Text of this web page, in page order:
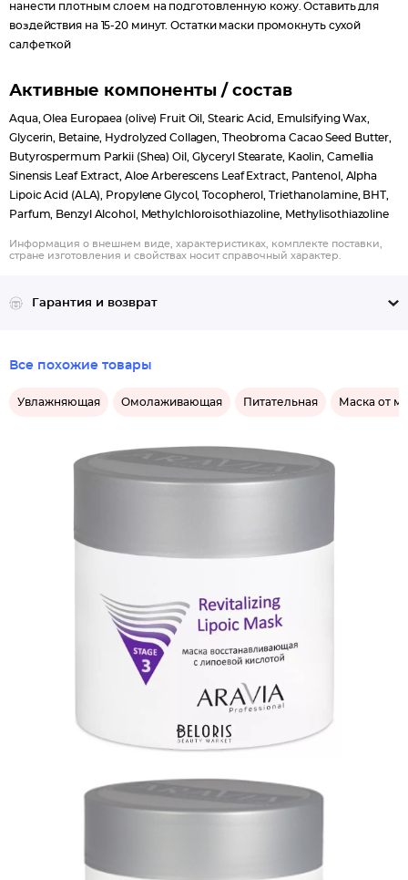
нанести плотным слоем на подготовленную кожу. Оставить для
воздействия на 15-20 минут. Остатки маски промокнуть сухой
салфеткой
Активные компоненты / состав
Aqua, Olea Europaea (olive) Fruit Oil, Stearic Acid, Emulsifying Wax,
Glycerin, Betaine, Hydrolyzed Collagen, Theobroma Cacao Seed Butter,
Butyrospermum Parkii (Shea) Oil, Glyceryl Stearate, Kaolin, Camellia
Sinensis Leaf Extract, Aloe Arberescens Leaf Extract, Pantenol, Alpha
Lipoic Acid (ALA), Propylene Glycol, Tocopherol, Triethanolamine, ВНТ,
Parfum, Benzyl Alcohol, Methylchloroisothiazoline, Methylisothiazoline
Информация о внешнем виде, характеристиках, комплекте поставки,
стране изготовления и свойствах носит справочный характер.
Гарантия и возврат
Все похожие товары
Увлажняющая Омолаживающая Питательная Маска от